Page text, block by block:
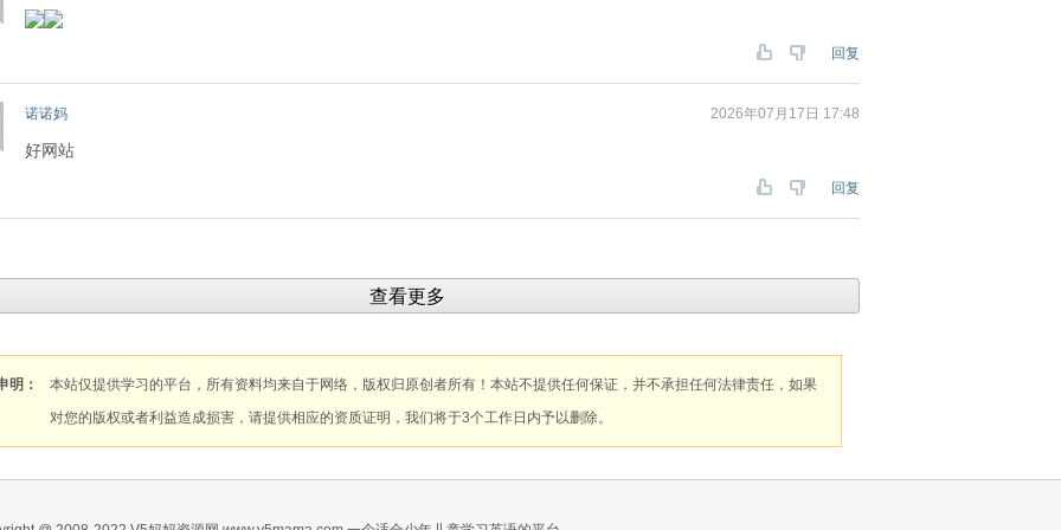
回复
诺诺妈 2026年07月17日 17:48
好网站
回复
查看更多
明：
本站仅提供学习的平台，所有资料均来自于网络，版权归原创者所有！本站不提供任何保证，并不承担任何法律责任，如果
对您的版权或者利益造成损害，请提供相应的资质证明，我们将于3个工作日内予以删除。